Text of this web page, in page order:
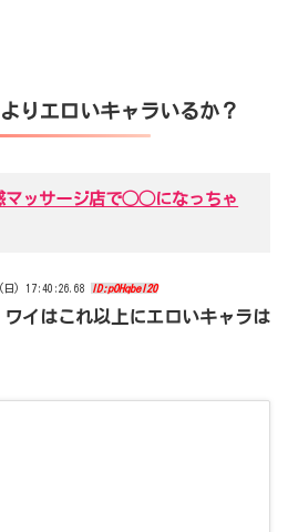
りエロいキャラいるか？
マッサージ店で◯◯になっちゃ
日) 17:40:26.68 ID:pOHqbeI20
イはこれ以上にエロいキャラは